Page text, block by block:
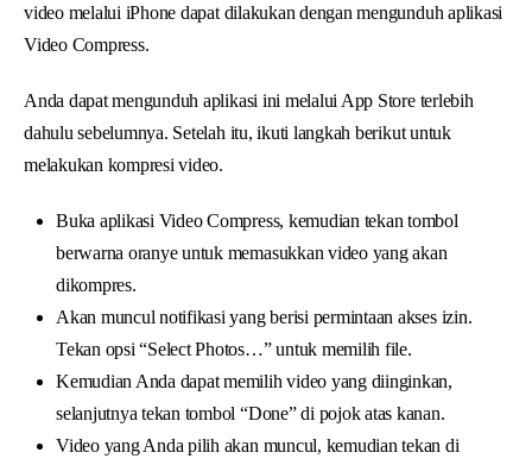
video melalui iPhone dapat dilakukan dengan mengunduh aplikasi
Video Compress.
Anda dapat mengunduh aplikasi ini melalui App Store terlebih
dahulu sebelumnya. Setelah itu, ikuti langkah berikut untuk
melakukan kompresi video.
Buka aplikasi Video Compress, kemudian tekan tombol
berwarna oranye untuk memasukkan video yang akan
dikompres.
Akan muncul notifikasi yang berisi permintaan akses izin.
Tekan opsi “Select Photos…” untuk memilih file.
Kemudian Anda dapat memilih video yang diinginkan,
selanjutnya tekan tombol “Done” di pojok atas kanan.
Video yang Anda pilih akan muncul, kemudian tekan di